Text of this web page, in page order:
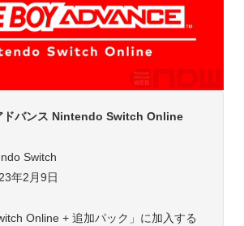
ドバンス Nintendo Switch Online
Switch
年2月9日
Online + 追加パック」に加入する